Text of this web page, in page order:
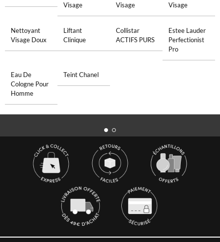
Visage
Visage
Visage
Nettoyant
Visage Doux
Liftant
Clinique
Collistar
ACTIFS PURS
Estee Lauder
Perfectionist
Pro
Eau De
Cologne Pour
Homme
Teint Chanel